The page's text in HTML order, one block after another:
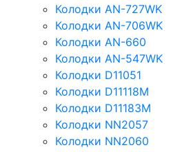
Колодки AN-727WK
Колодки AN-706WK
Колодки AN-660
Колодки AN-547WK
Колодки D11051
Колодки D11118M
Колодки D11183M
Колодки NN2057
Колодки NN2060